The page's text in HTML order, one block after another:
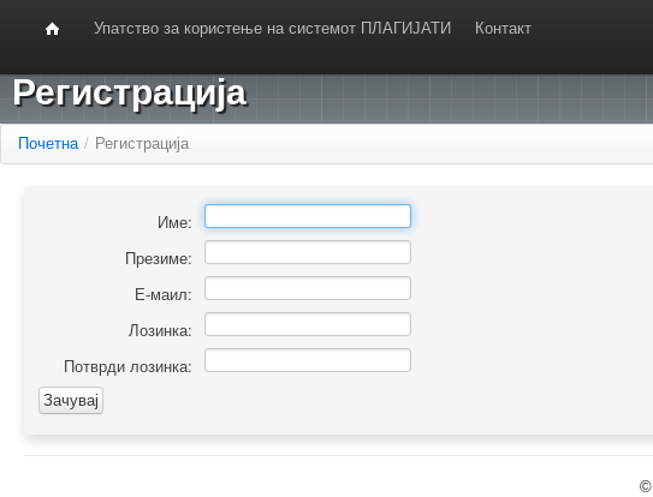
Упатство за користење на системот ПЛАГИЈАТИ Контакт
Регистрација
Почетна / Регистрација
Име:
Презиме:
Е-маил:
Лозинка:
Потврди лозинка:
©